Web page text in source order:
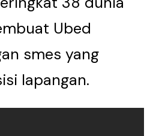
Ubed
smes yang
lapangan.